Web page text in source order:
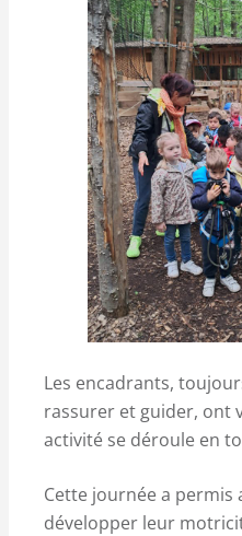
Les encadrants,
rassurer et guider, ont
activité se déroule en
Cette journée a permis
développer leur